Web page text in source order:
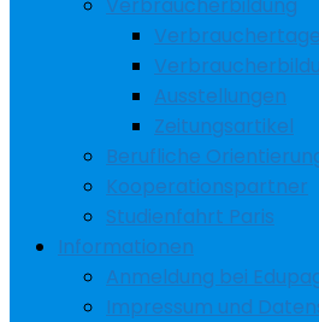
Ausstellungen
Zeitungsartikel
Berufliche
Kooperationspartner
Studienfahrt Paris
Informationen
Anmeldung bei
Impressum und